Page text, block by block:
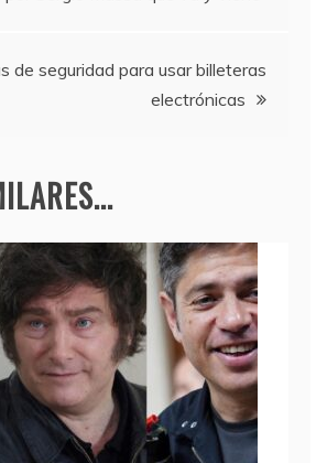
m p
de seguridad para usar billeteras
electrónicas